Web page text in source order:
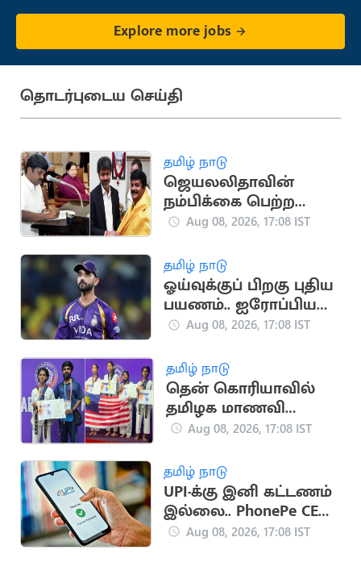
Explore more jobs
தொடர்புடைய செய்தி
தமிழ் நாடு
ஜெயலலிதாவின்
நம்பிக்கை பெற்ற
சி.விஜயபாஸ்கர்..
Aug 08, 2026, 17:08 IST
தமிழ் நாடு
ஓய்வுக்குப் பிறகு புதிய
பயணம்.. ஐரோப்பிய
டி20 லீக்கில்
Aug 08, 2026, 17:08 IST
தமிழ் நாடு
தென் கொரியாவில்
தமிழக மாணவி
அசத்தல்.. உலக
போட்டியில்
வெண்கலம்
Aug 08, 2026, 17:08 IST
தமிழ் நாடு
UPI-க்கு இனி கட்டணம்
இல்லை.. PhonePe CEO
சமீர் நிகாம் உறுதி
Aug 08, 2026, 17:08 IST